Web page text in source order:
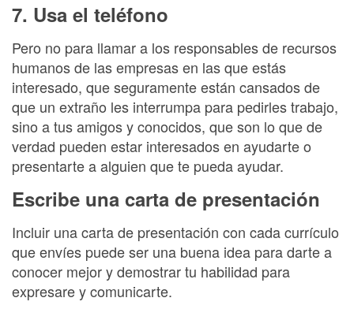
7. Usa el teléfono
Pero no para llamar a los responsables de recursos
humanos de las empresas en las que estás
interesado, que seguramente están cansados de
que un extraño les interrumpa para pedirles trabajo,
sino a tus amigos y conocidos, que son lo que de
verdad pueden estar interesados en ayudarte o
presentarte a alguien que te pueda ayudar.
Escribe una carta de presentación
Incluir una carta de presentación con cada currículo
que envíes puede ser una buena idea para darte a
conocer mejor y demostrar tu habilidad para
expresare y comunicarte.